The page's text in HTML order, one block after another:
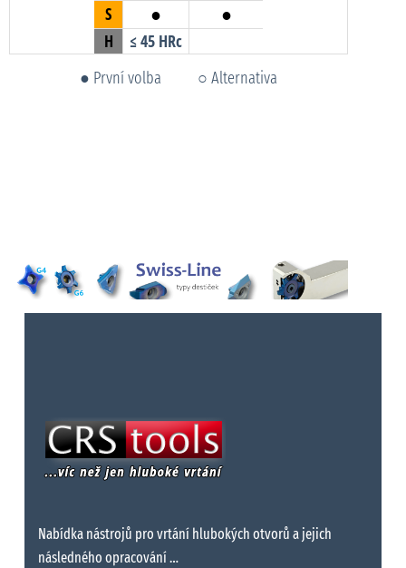
S ● ●
H ≤ 45 HRc
● První volba ○ Alternativa
Nabídka nástrojů pro vrtání hlubokých otvorů a jejich
následného opracování …